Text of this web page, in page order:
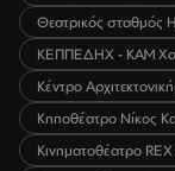
Θεατρικός σταθμός
ΚΕΠΠΕΔΗΧ - ΚΑΜ
Κέντρο
Κηποθέατρο Νίκος
Κινηματοθέατρο